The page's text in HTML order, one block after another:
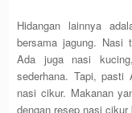
Hidangan lainnya
bersama jagung. Nasi
Ada juga nasi
sederhana. Tapi, pasti
nasi cikur. Makanan
dengan resep nasi